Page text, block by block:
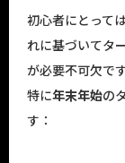
初心者にとって
れに基づいてタ
が必要不可欠です
特に年末年始の
す：